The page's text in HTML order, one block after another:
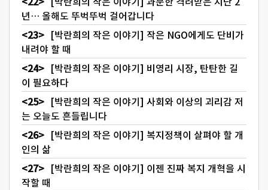
년… 올해도 뚜벅뚜벅 걸어갑니다
[박란희의 작은 이야기] 작은 NGO에게도 단비가
내려야 할 때
[박란희의 작은 이야기] 비영리 시장, 탄탄한 길
이 필요하다
[박란희의 작은 이야기] 사회와 이상의 괴리감 저
는 오늘도 흔들립니다
[박란희의 작은 이야기] 복지정책이 살펴야 할 개
인의 삶
[박란희의 작은 이야기] 이젠 진짜 복지 개혁을 시
작할 때